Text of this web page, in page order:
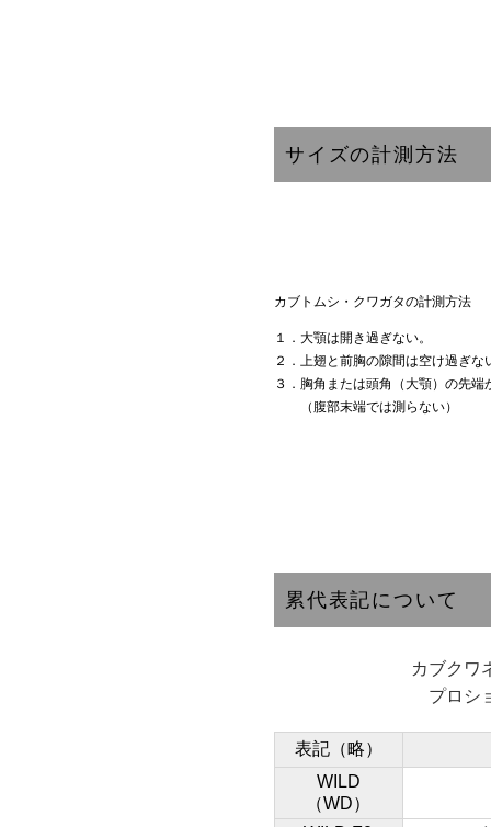
サイズの計測方法
カブトムシ・クワガタの計測方法
１．大顎は開き過ぎない。
２．上翅と前胸の隙間は空け過ぎな
３．胸角または頭角（大顎）の先
（腹部末端では測らない）
累代表記について
カブクワ
プロシ
表記（略）
WILD
（WD）